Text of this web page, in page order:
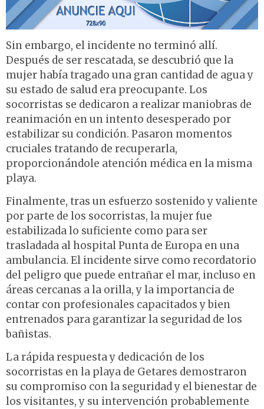
Sin embargo, el incidente no terminó allí.
Después de ser rescatada, se descubrió que la
mujer había tragado una gran cantidad de agua y
su estado de salud era preocupante. Los
socorristas se dedicaron a realizar maniobras de
reanimación en un intento desesperado por
estabilizar su condición. Pasaron momentos
cruciales tratando de recuperarla,
proporcionándole atención médica en la misma
playa.
Finalmente, tras un esfuerzo sostenido y valiente
por parte de los socorristas, la mujer fue
estabilizada lo suficiente como para ser
trasladada al hospital Punta de Europa en una
ambulancia. El incidente sirve como recordatorio
del peligro que puede entrañar el mar, incluso en
áreas cercanas a la orilla, y la importancia de
contar con profesionales capacitados y bien
entrenados para garantizar la seguridad de los
bañistas.
La rápida respuesta y dedicación de los
socorristas en la playa de Getares demostraron
su compromiso con la seguridad y el bienestar de
los visitantes, y su intervención probablemente